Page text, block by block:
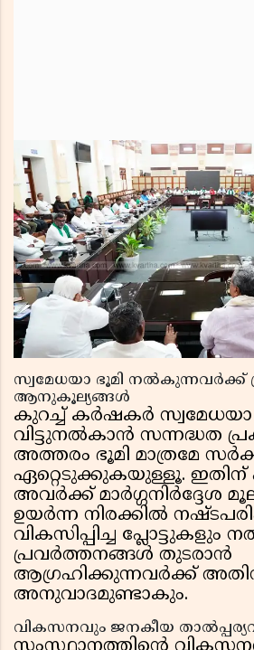
സ്വമേധയാ ഭൂമി നൽകുന്നവർക്ക്
ആനുകൂല്യങ്ങൾ
കുറച്ച് കർഷകർ സ്വമേധയാ
വിട്ടുനൽകാൻ സന്നദ്ധത
അത്തരം ഭൂമി മാത്രമേ
ഏറ്റെടുക്കുകയുള്ളൂ. ഇതിന്
അവർക്ക് മാർഗ്ഗനിർദ്ദേശ
ഉയർന്ന നിരക്കിൽ
വികസിപ്പിച്ച പ്ലോട്ടുകളും
പ്രവർത്തനങ്ങൾ തുടരാൻ
ആഗ്രഹിക്കുന്നവർക്ക്
അനുവാദമുണ്ടാകും.
വികസനവും ജനകീയ